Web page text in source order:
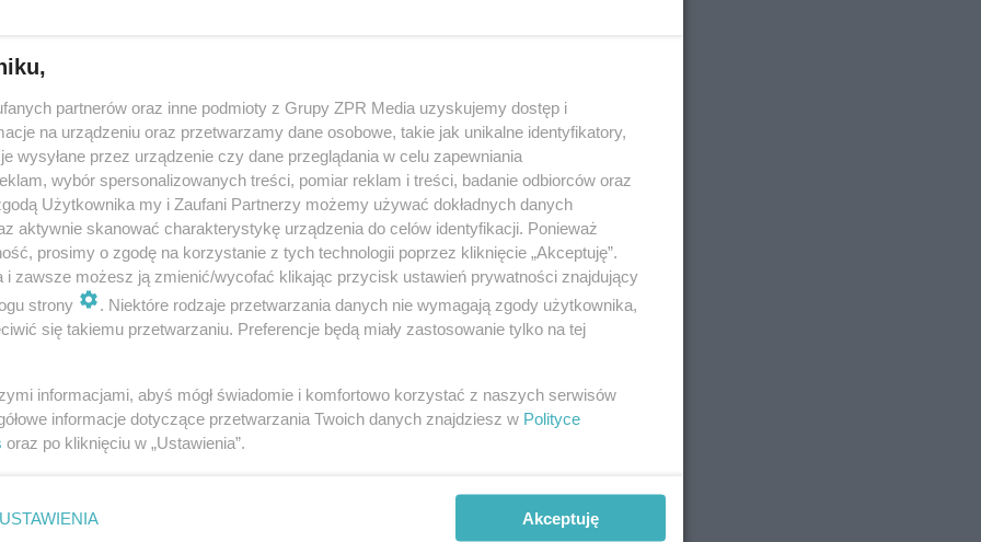
5 lat więzienia
Jaworzna, którzy są związani ze środowiskiem pseudokibiców
sprawców jest jeden dorosły, 19-letni mężczyzna,
z nich nie było to pierwsze starcie z prawem, gdyż mieli już
19-latek usłyszał zarzut udziału w pobiciu, za co grozi
zostało już przesłuchanych, a
partnerów oraz inne podmioty z Grupy ZPR Media uzyskujemy dostęp i
na urządzeniu oraz przetwarzamy dane osobowe, takie jak unikalne identyfikatory,
wysyłane przez urządzenie czy dane przeglądania w celu zapewniania
wybór spersonalizowanych treści, pomiar reklam i treści, badanie odbiorców oraz
Użytkownika my i Zaufani Partnerzy możemy używać dokładnych danych
aktywnie skanować charakterystykę urządzenia do celów identyfikacji. Ponieważ
prosimy o zgodę na korzystanie z tych technologii poprzez kliknięcie „Akceptuję”.
i zawsze możesz ją zmienić/wycofać klikając przycisk ustawień prywatności znajdujący
strony
. Niektóre rodzaje przetwarzania danych nie wymagają zgody użytkownika,
się takiemu przetwarzaniu. Preferencje będą miały zastosowanie tylko na tej
informacjami, abyś mógł świadomie i komfortowo korzystać z naszych serwisów
informacje dotyczące przetwarzania Twoich danych znajdziesz w Polityce
oraz po kliknięciu w „Ustawienia”.
USTAWIENIA Akceptuję